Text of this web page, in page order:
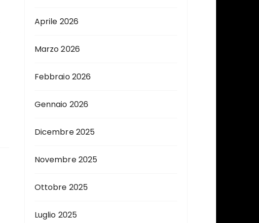
Aprile 2026
Marzo 2026
Febbraio 2026
Gennaio 2026
Dicembre 2025
Novembre 2025
Ottobre 2025
Luglio 2025